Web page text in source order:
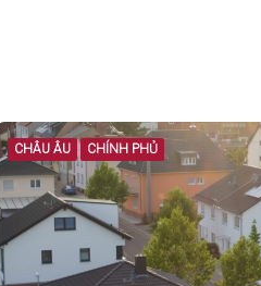
CHÂU ÂU CHÍNH PHỦ